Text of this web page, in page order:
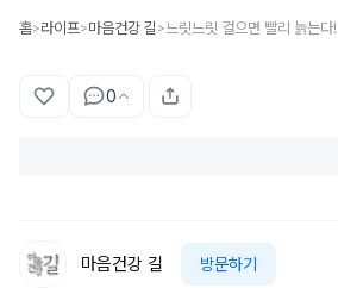
홈>라이프>마음건강 길 >느릿느릿 걸으면 빨리 늙는다!
0
마음건강 길 방문하기